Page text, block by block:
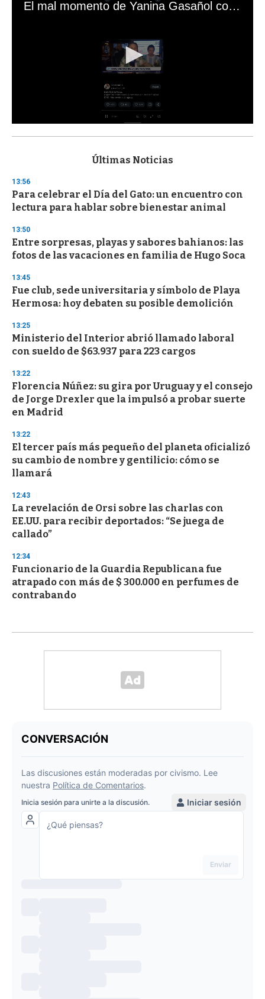
El mal momento de Yanina Gasañol con un hincha argentino en "Subrayado"
s
d
s
o
f
3
s
e
c
n
d
s
Últimas Noticias
13:56
Para celebrar el Día del Gato: un encuentro con
lectura para hablar sobre bienestar animal
13:50
Entre sorpresas, playas y sabores bahianos: las
fotos de las vacaciones en familia de Hugo Soca
13:45
Fue club, sede universitaria y símbolo de Playa
Hermosa: hoy debaten su posible demolición
13:25
Ministerio del Interior abrió llamado laboral
con sueldo de $63.937 para 223 cargos
13:22
Florencia Núñez: su gira por Uruguay y el consejo
de Jorge Drexler que la impulsó a probar suerte
en Madrid
13:22
El tercer país más pequeño del planeta oficializó
su cambio de nombre y gentilicio: cómo se
llamará
12:43
La revelación de Orsi sobre las charlas con
EE.UU. para recibir deportados: “Se juega de
callado”
12:34
Funcionario de la Guardia Republicana fue
atrapado con más de $ 300.000 en perfumes de
contrabando